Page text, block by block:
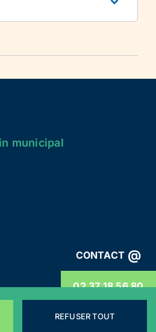
CONTACT @
02 37 18 56 80
municipal
REFUSER TOUT